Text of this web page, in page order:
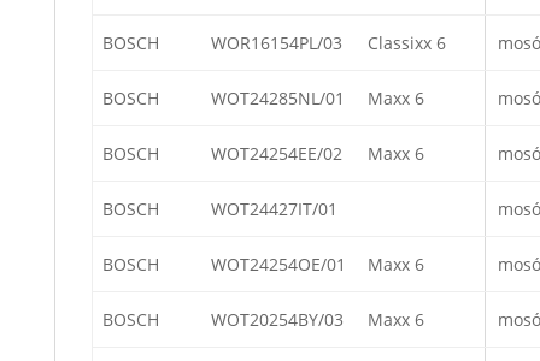
BOSCH WOR16154PL/03 Classixx 6
BOSCH WOT24285NL/01 Maxx 6
BOSCH WOT24254EE/02 Maxx 6
BOSCH WOT24427IT/01
BOSCH WOT24254OE/01 Maxx 6
BOSCH WOT20254BY/03 Maxx 6